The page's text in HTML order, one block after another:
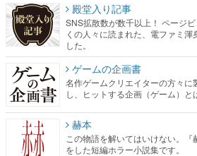
殿堂入り記事
SNS拡散数が数千以上！ ページ
くの人々に読まれた、電ファミ渾
した。
ゲームの企画書
名作ゲームクリエイターの方々に
し、ヒットする企画（ゲーム）と
赫本
この物語を解いてはいけない。
をした短編ホラー小説集です。